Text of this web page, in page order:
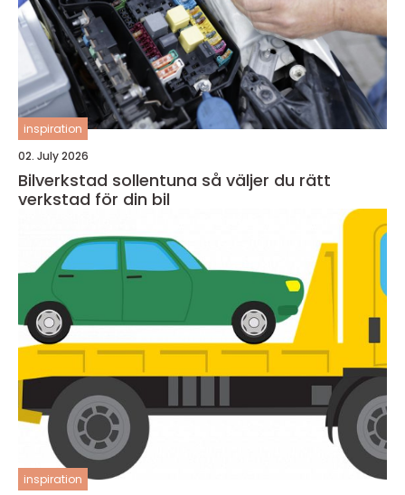
inspiration
02. July 2026
Bilverkstad sollentuna så väljer du rätt
verkstad för din bil
inspiration